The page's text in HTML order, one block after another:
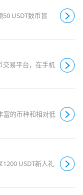
USDT数币盲
交易平台，在手机
富的币种和相对低
USDT新人礼